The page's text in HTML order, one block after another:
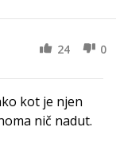
24 0
kot je njen
nič nadut.